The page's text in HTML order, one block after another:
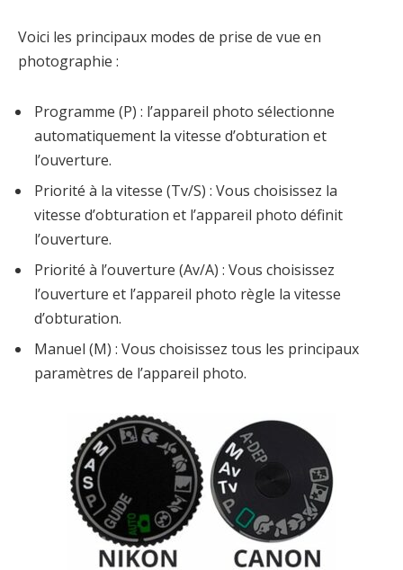
Voici les principaux modes de prise de vue en
photographie :
Programme (P) : l’appareil photo sélectionne
automatiquement la vitesse d’obturation et
l’ouverture.
Priorité à la vitesse (Tv/S) : Vous choisissez la
vitesse d’obturation et l’appareil photo définit
l’ouverture.
Priorité à l’ouverture (Av/A) : Vous choisissez
l’ouverture et l’appareil photo règle la vitesse
d’obturation.
Manuel (M) : Vous choisissez tous les principaux
paramètres de l’appareil photo.